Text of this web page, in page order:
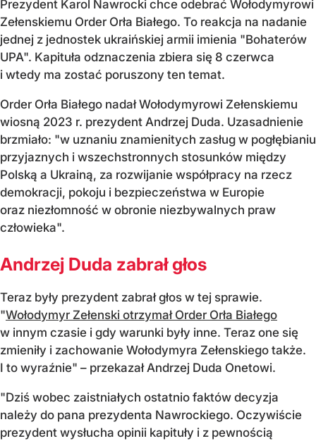
Prezydent Karol Nawrocki chce odebrać Wołodymyrowi
Zełenskiemu Order Orła Białego. To reakcja na nadanie
jednej z jednostek ukraińskiej armii imienia "Bohaterów
UPA". Kapituła odznaczenia zbiera się 8 czerwca
i wtedy ma zostać poruszony ten temat.
Order Orła Białego nadał Wołodymyrowi Zełenskiemu
wiosną 2023 r. prezydent Andrzej Duda. Uzasadnienie
brzmiało: "w uznaniu znamienitych zasług w pogłębianiu
przyjaznych i wszechstronnych stosunków między
Polską a Ukrainą, za rozwijanie współpracy na rzecz
demokracji, pokoju i bezpieczeństwa w Europie
oraz niezłomność w obronie niezbywalnych praw
człowieka".
Andrzej Duda zabrał głos
Teraz były prezydent zabrał głos w tej sprawie.
"Wołodymyr Zełenski otrzymał Order Orła Białego
w innym czasie i gdy warunki były inne. Teraz one się
zmieniły i zachowanie Wołodymyra Zełenskiego także.
I to wyraźnie" – przekazał Andrzej Duda Onetowi.
"Dziś wobec zaistniałych ostatnio faktów decyzja
należy do pana prezydenta Nawrockiego. Oczywiście
prezydent wysłucha opinii kapituły i z pewnością